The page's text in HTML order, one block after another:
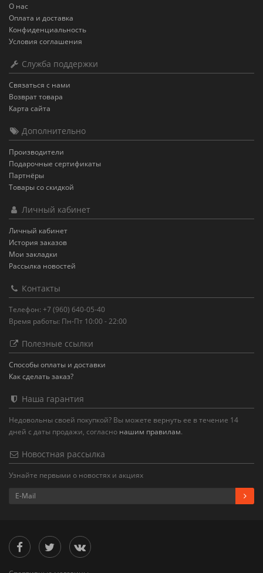
О нас
Оплата и доставка
Конфиденциальность
Условия соглашения
Служба поддержки
Связаться с нами
Возврат товара
Карта сайта
Дополнительно
Производители
Подарочные сертификаты
Партнёры
Товары со скидкой
Личный кабинет
Личный кабинет
История заказов
Мои закладки
Рассылка новостей
Контакты
Телефон: +7 (960) 640-05-40
Время работы: Пн-Пт 10:00 - 22:00
Полезные ссылки
Способы оплаты и доставки
Как сделать заказ?
Наша гарантия
Недовольны своей покупкой? Вы можете вернуть ее в течение 14
дней с даты продажи, согласно нашим правилам.
Новостная рассылка
Узнайте первыми о новостях и акциях